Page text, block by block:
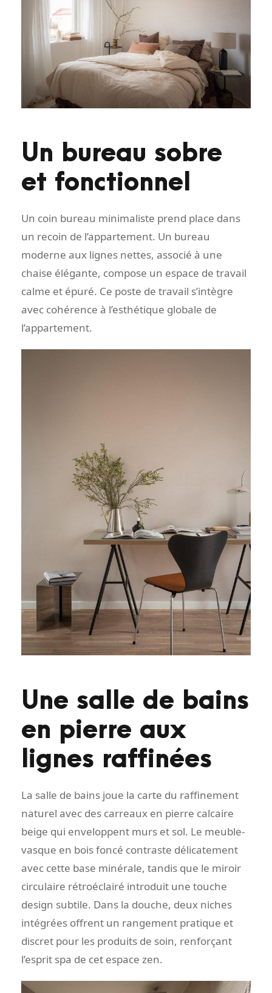
Un bureau sobre
et fonctionnel
Un coin bureau minimaliste prend place dans
un recoin de l’appartement. Un bureau
moderne aux lignes nettes, associé à une
chaise élégante, compose un espace de travail
calme et épuré. Ce poste de travail s’intègre
avec cohérence à l’esthétique globale de
l’appartement.
Une salle de bains
en pierre aux
lignes raffinées
La salle de bains joue la carte du raffinement
naturel avec des carreaux en pierre calcaire
beige qui enveloppent murs et sol. Le meuble-
vasque en bois foncé contraste délicatement
avec cette base minérale, tandis que le miroir
circulaire rétroéclairé introduit une touche
design subtile. Dans la douche, deux niches
intégrées offrent un rangement pratique et
discret pour les produits de soin, renforçant
l’esprit spa de cet espace zen.